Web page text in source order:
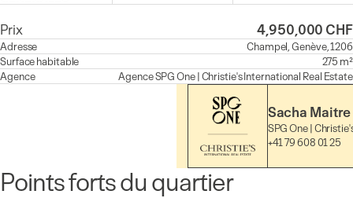
Prix 4,950,000 CHF
Adresse
Champel, Genève, 1206
Surface habitable
275 m²
Agence
AgenceSPG One | Christie's International Real Estate
Sacha Maitre
SPG One |
+41 79 608 01 25
Points forts du quartier